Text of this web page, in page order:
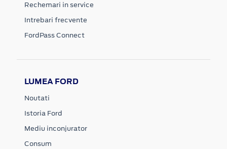
Rechemari in service
Intrebari frecvente
FordPass Connect
LUMEA FORD
Noutati
Istoria Ford
Mediu inconjurator
Consum